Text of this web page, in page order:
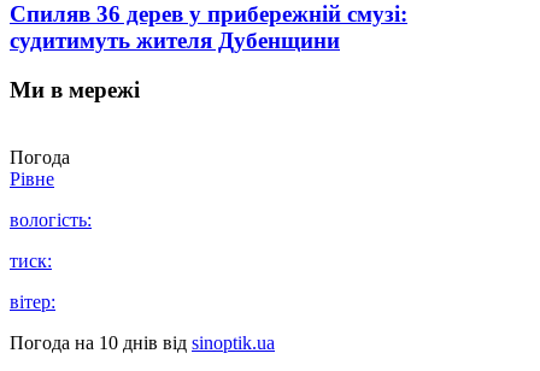
Спиляв 36 дерев у прибережній смузі:
судитимуть жителя Дубенщини
Ми в мережі
Погода
Рівне
вологість:
тиск:
вітер:
Погода на 10 днів від sinoptik.ua